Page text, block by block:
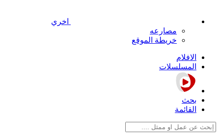
اخري
مصارعه
خريطة الموقع
الافلام
المسلسلات
بحث
القائمة